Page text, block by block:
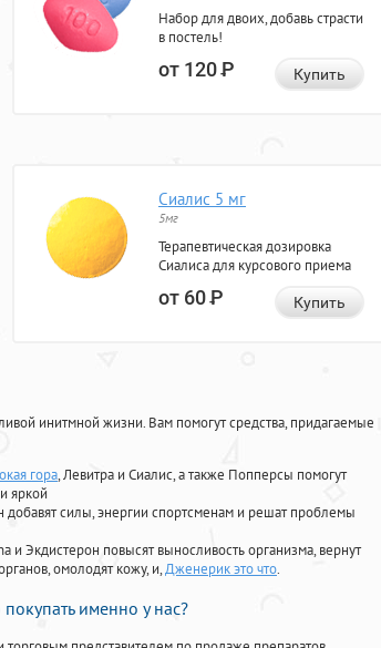
Набор для двоих, добавь страсти
в постель!
от 120Р Купить
Сиалис 5 мг
5мг
Терапевтическая дозировка
Сиалиса для курсового приема
от 60Р Купить
инитмной жизни. Вам помогут средства, придагаемые
гора, Левитра и Сиалис, а также Попперсы помогут
яркой
добавят силы, энергии спортсменам и решат проблемы
и Экдистерон повысят выносливость организма, вернут
омолодят кожу, и,Дженерик это что.
именно у нас?